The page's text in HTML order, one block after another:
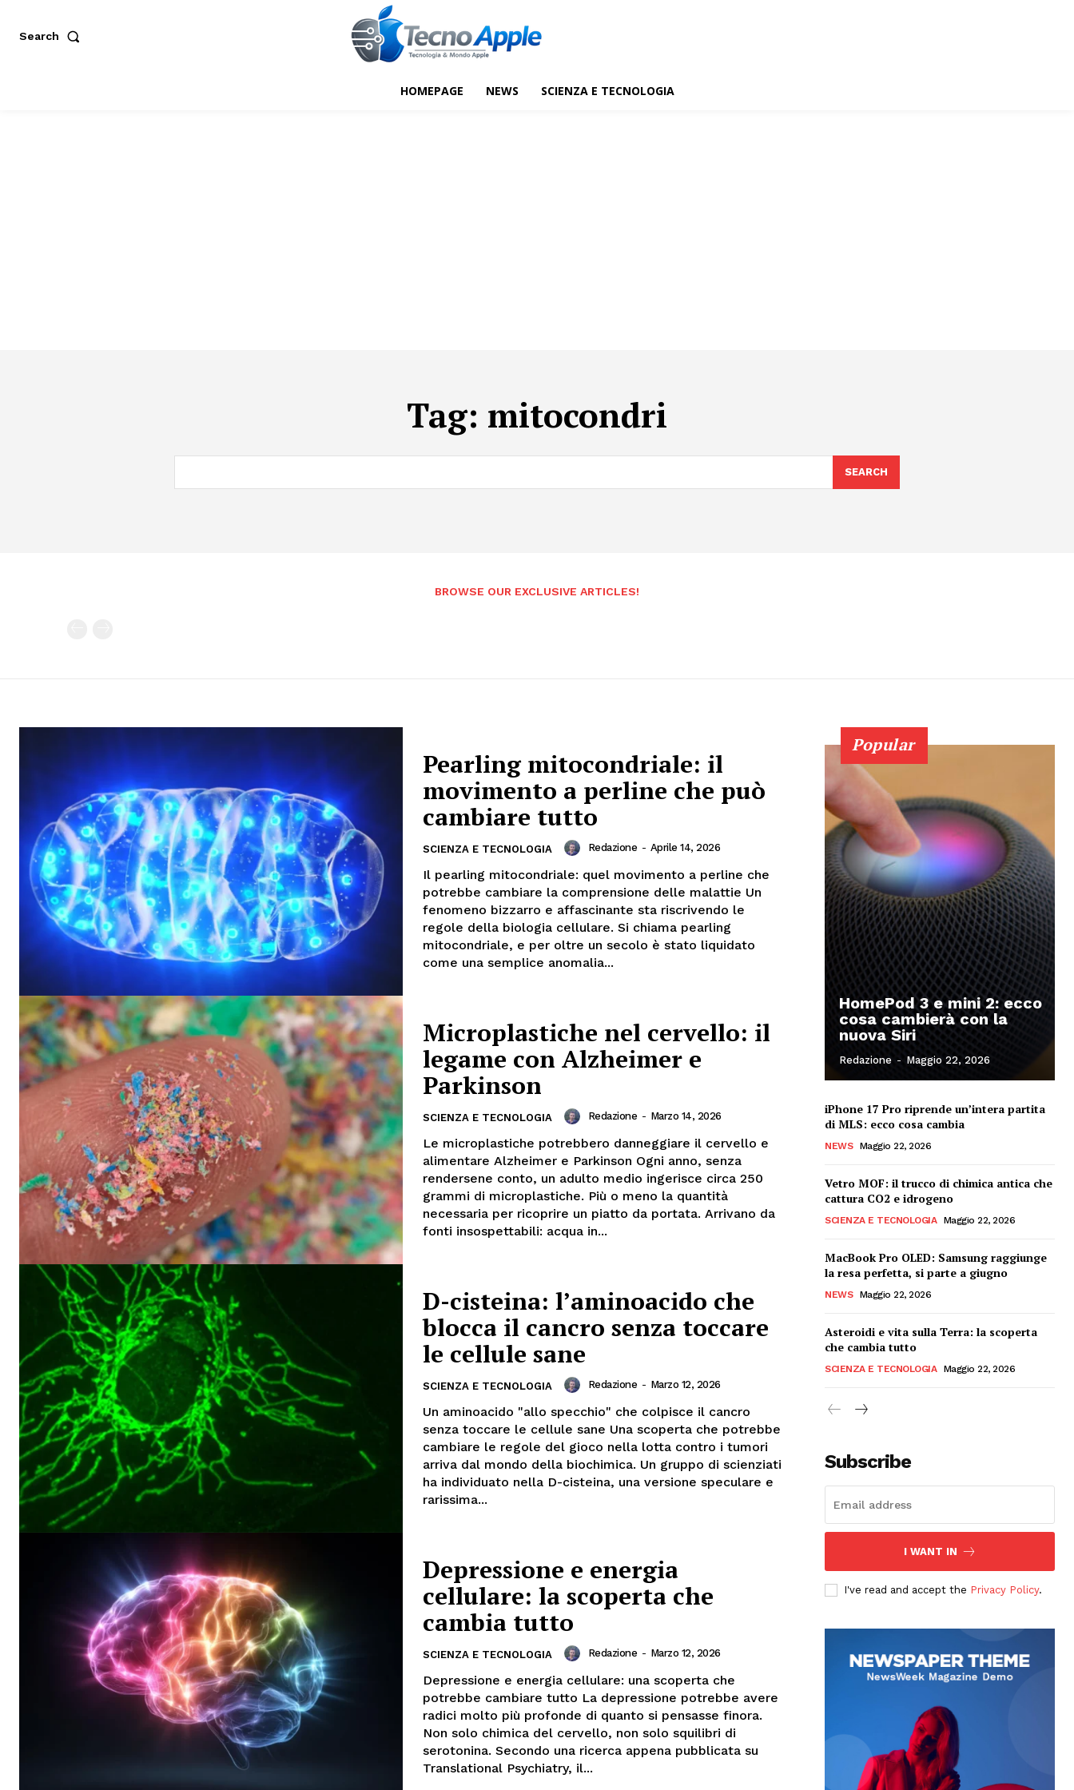
Search
HOMEPAGE NEWS SCIENZA E TECNOLOGIA
Tag: mitocondri
SEARCH
BROWSE OUR EXCLUSIVE ARTICLES!
Pearling mitocondriale: il
movimento a perline che può
cambiare tutto
SCIENZA E TECNOLOGIA Redazione - Aprile 14, 2026
Il pearling mitocondriale: quel movimento a perline che
potrebbe cambiare la comprensione delle malattie Un
fenomeno bizzarro e affascinante sta riscrivendo le
regole della biologia cellulare. Si chiama pearling
mitocondriale, e per oltre un secolo è stato liquidato
come una semplice anomalia...
Microplastiche nel cervello: il
legame con Alzheimer e
Parkinson
SCIENZA E TECNOLOGIA Redazione - Marzo 14, 2026
Le microplastiche potrebbero danneggiare il cervello e
alimentare Alzheimer e Parkinson Ogni anno, senza
rendersene conto, un adulto medio ingerisce circa 250
grammi di microplastiche. Più o meno la quantità
necessaria per ricoprire un piatto da portata. Arrivano da
fonti insospettabili: acqua in...
D-cisteina: l’aminoacido che
blocca il cancro senza toccare
le cellule sane
SCIENZA E TECNOLOGIA Redazione - Marzo 12, 2026
Un aminoacido "allo specchio" che colpisce il cancro
senza toccare le cellule sane Una scoperta che potrebbe
cambiare le regole del gioco nella lotta contro i tumori
arriva dal mondo della biochimica. Un gruppo di scienziati
ha individuato nella D-cisteina, una versione speculare e
rarissima...
Depressione e energia
cellulare: la scoperta che
cambia tutto
SCIENZA E TECNOLOGIA Redazione - Marzo 12, 2026
Depressione e energia cellulare: una scoperta che
potrebbe cambiare tutto La depressione potrebbe avere
radici molto più profonde di quanto si pensasse finora.
Non solo chimica del cervello, non solo squilibri di
serotonina. Secondo una ricerca appena pubblicata su
Translational Psychiatry, il...
Popular
HomePod 3 e mini 2: ecco
cosa cambierà con la
nuova Siri
Redazione - Maggio 22, 2026
iPhone 17 Pro riprende un’intera partita
di MLS: ecco cosa cambia
NEWS Maggio 22, 2026
Vetro MOF: il trucco di chimica antica che
cattura CO2 e idrogeno
SCIENZA E TECNOLOGIA Maggio 22, 2026
MacBook Pro OLED: Samsung raggiunge
la resa perfetta, si parte a giugno
NEWS Maggio 22, 2026
Asteroidi e vita sulla Terra: la scoperta
che cambia tutto
SCIENZA E TECNOLOGIA Maggio 22, 2026
Subscribe
I WANT IN
I've read and accept the Privacy Policy.